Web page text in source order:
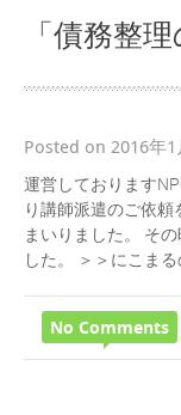
「債務整
Posted on 2016年1
運営しております
り講師派遣のご依
まいりました。 そ
した。 ＞＞にこま
No Comments